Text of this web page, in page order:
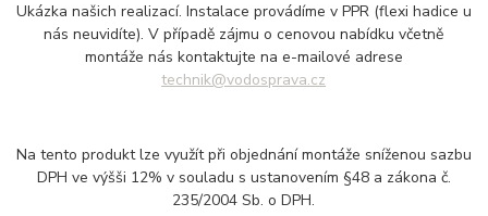
Ukázka našich realizací. Instalace provádíme v PPR (flexi hadice u
nás neuvidíte). V případě zájmu o cenovou nabídku včetně
montáže nás kontaktujte na e-mailové adrese
technik@vodosprava.cz
Na tento produkt lze využít při objednání montáže sníženou sazbu
DPH ve výšši 12% v souladu s ustanovením §48 a zákona č.
235/2004 Sb. o DPH.